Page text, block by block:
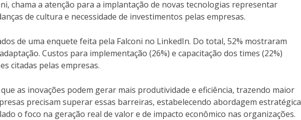
chama a atenção para a implantação de novas tecnologias representar
de cultura e necessidade de investimentos pelas empresas.
de uma enquete feita pela Falconi no LinkedIn. Do total, 52% mostraram
Custos para implementação (26%) e capacitação dos times (22%)
citadas pelas empresas.
as inovações podem gerar mais produtividade e eficiência, trazendo maior
precisam superar essas barreiras, estabelecendo abordagem estratégica
o foco na geração real de valor e de impacto econômico nas organizações.